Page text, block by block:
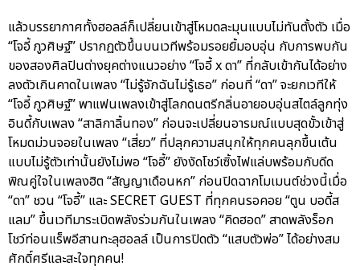
แล้วบรรยากาศทั้งฮอลล์ก็เปลี่ยนเข้าสู่โหมดละมุนแบบไม่ทันตั้งตัว เมื่อ
“โจอี้ ภูวศิษฐ์” ปรากฏตัวขึ้นบนเวทีพร้อมรอยยิ้มอบอุ่น กับการพบกัน
ของสองศิลปินต่างยุคต่างแนวอย่าง “โจอี้ x ดา” ที่กลับเข้ากันได้อย่าง
ลงตัวเกินคาดในเพลง “ไม่รู้จักฉันไม่รู้เธอ” ก่อนที่ “ดา” จะยกเวทีให้
“โจอี้ ภูวศิษฐ์” พาแฟนเพลงเข้าสู่โลกดนตรีกลิ่นอายอบอุ่นสไตล์ลูกทุ่ง
อินดี้กับเพลง “สาลิกาลิ้นทอง” ก่อนจะเปลี่ยนอารมณ์แบบสุดขั้วเข้าสู่
โหมดม่วนจอยในเพลง “เสี่ยว” ที่ปลุกความสนุกให้ทุกคนลุกขึ้นเต้น
แบบไม่รู้ตัวเท่านั้นยังไม่พอ “โจอี้” ยังงัดโชว์เซิ้งไฟแล่บพร้อมกับดีด
พิณคู่ใจในเพลงฮิต “สัญญาเดือนหก” ก่อนปิดฉากโมเมนต์ช่วงนี้เมื่อ
“ดา” ชวน “โจอี้” และ SECRET GUEST ที่ทุกคนรอคอย “ตูน บอดี้ส
แลม” ขึ้นเวทีมาระเบิดพลังร่วมกันในเพลง “คิดฮอด” สาดพลังร็อก
โชว์ท่อนแร็พอีสานทะลุฮอลล์ เป็นการปิดตัว “แสบตัวพ่อ” ได้อย่างสม
ศักดิ์ศรีและสะใจทุกคน!